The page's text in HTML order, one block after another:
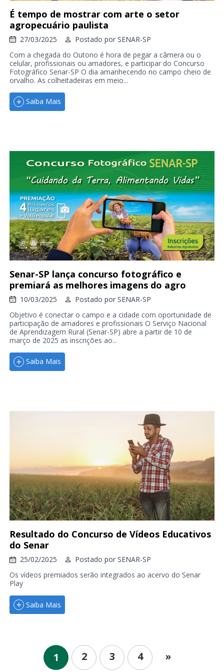
É tempo de mostrar com arte o setor
agropecuário paulista
27/03/2025 Postado por SENAR-SP
Com a chegada do Outono é hora de pegar a câmera ou o
celular, profissionais ou amadores, e participar do Concurso
Fotográfico Senar-SP O dia amanhecendo no campo cheio de
orvalho. As colheitadeiras em meio...
Saiba Mais
Senar-SP lança concurso fotográfico e
premiará as melhores imagens do agro
10/03/2025 Postado por SENAR-SP
Objetivo é conectar o campo e a cidade com oportunidade de
participação de amadores e profissionais O Serviço Nacional
de Aprendizagem Rural (Senar-SP) abre a partir de 10 de
março de 2025 as inscrições ao...
Saiba Mais
Resultado do Concurso de Vídeos Educativos
do Senar
25/02/2025 Postado por SENAR-SP
Os vídeos premiados serão integrados ao acervo do Senar
Play
Saiba Mais
1 2 3 4 »